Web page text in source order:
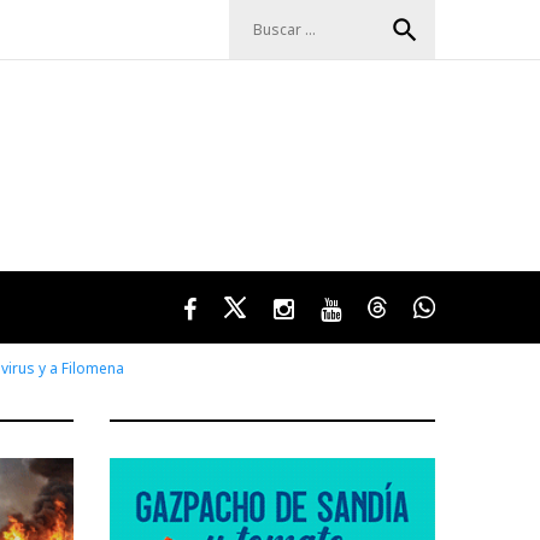
search
FacebookTwitterInstagramYoutubeThreadsWhatsApp
y a Filomena